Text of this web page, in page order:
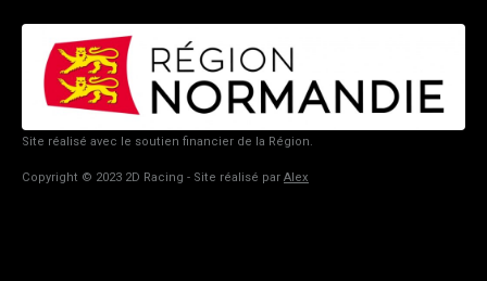
Site réalisé avec le soutien financier de la Région.
Copyright © 2023 2D Racing - Site réalisé par Alex